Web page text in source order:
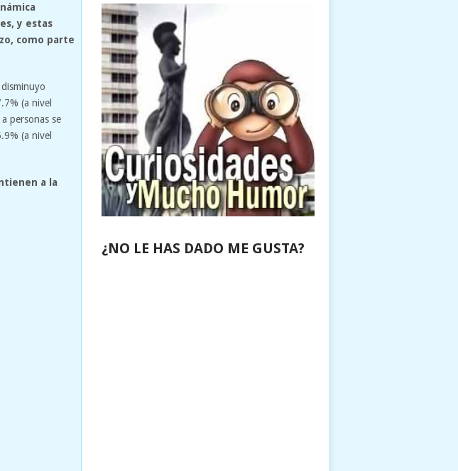
y estas
como parte
(a nivel
personas se
(a nivel
a la
¿NO LE HAS DADO ME GUSTA?